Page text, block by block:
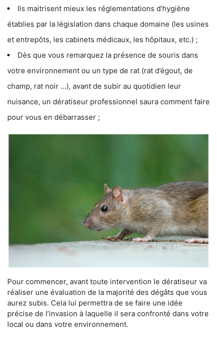
Ils maitrisent mieux les réglementations d’hygiène
établies par la législation dans chaque domaine (les usines
et entrepôts, les cabinets médicaux, les hôpitaux, etc.) ;
Dès que vous remarquez la présence de souris dans
votre environnement ou un type de rat (rat d’égout, de
champ, rat noir …), avant de subir au quotidien leur
nuisance, un dératiseur professionnel saura comment faire
pour vous en débarrasser ;
Pour commencer, avant toute intervention le dératiseur va
réaliser une évaluation de la majorité des dégâts que vous
aurez subis. Cela lui permettra de se faire une idée
précise de l’invasion à laquelle il sera confronté dans votre
local ou dans votre environnement.